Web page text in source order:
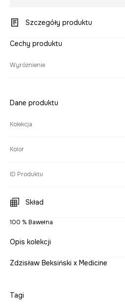
Szczegóły produktu
Cechy produktu
Wyróżnienie
Dane produktu
Kolekcja
Kolor
ID Produktu
Skład
100 % Bawełna
Opis kolekcji
Zdzisław Beksiński x Medicine
Tagi